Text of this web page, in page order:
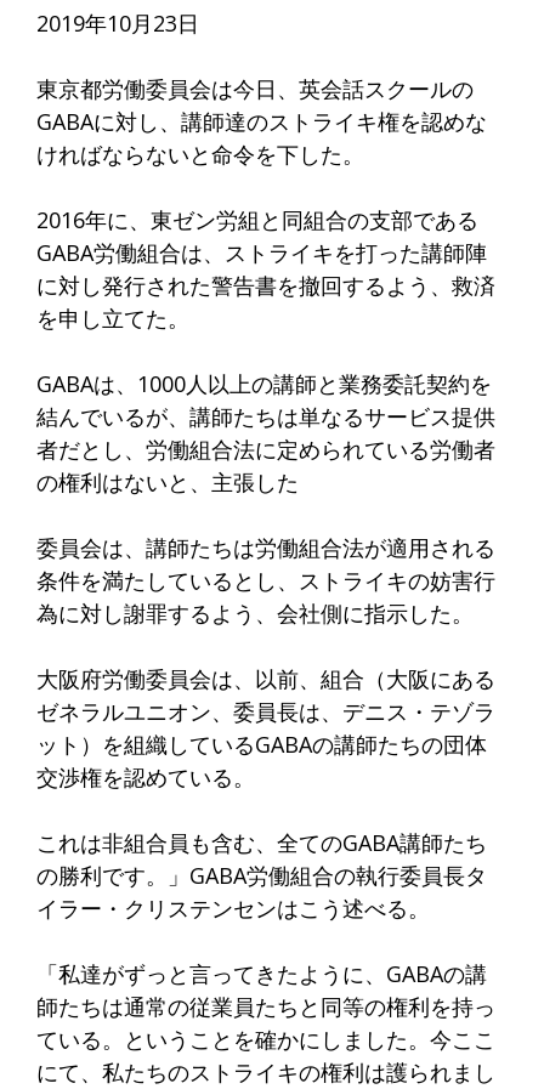
2019年10月23日
東京都労働委員会は今日、英会話スクールの
GABAに対し、講師達のストライキ権を認めな
ければならないと命令を下した。
2016年に、東ゼン労組と同組合の支部である
GABA労働組合は、ストライキを打った講師陣
に対し発行された警告書を撤回するよう、救済
を申し立てた。
GABAは、1000人以上の講師と業務委託契約を
結んでいるが、講師たちは単なるサービス提供
者だとし、労働組合法に定められている労働者
の権利はないと、主張した
委員会は、講師たちは労働組合法が適用される
条件を満たしているとし、ストライキの妨害行
為に対し謝罪するよう、会社側に指示した。
大阪府労働委員会は、以前、組合（大阪にある
ゼネラルユニオン、委員長は、デニス・テゾラ
ット）を組織しているGABAの講師たちの団体
交渉権を認めている。
これは非組合員も含む、全てのGABA講師たち
の勝利です。」GABA労働組合の執行委員長タ
イラー・クリステンセンはこう述べる。
「私達がずっと言ってきたように、GABAの講
師たちは通常の従業員たちと同等の権利を持っ
ている。ということを確かにしました。今ここ
にて、私たちのストライキの権利は護られまし